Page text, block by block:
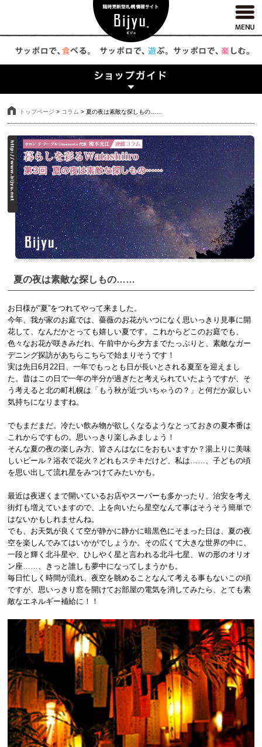
トップページ > コラム >夏の夜は素敵な探しもの……
夏の夜は素敵な探しもの……
お日様が“夏”をつれてやって来ました。
今年、我が家のお庭では、薔薇のお花がいつになく思いっきり見事に開
花して、なんだかとっても嬉しい夏です。これからどこのお庭でも、
色々なお花が咲きみだれ、午前中から夕方までたっぷりと、素敵なガー
デニング探訪があちらこちらで始まりそうです！
実は先日6月22日、一年でもっとも日が長いとされる夏至を迎えまし
た。昔はこの日で一年の半分が過ぎたと考えられていたようですが、そ
う考えると北の町札幌は「もう秋が近づいちゃうの？」と何だか寂しい
気持ちになりますね。
でもまだまだ。冷たい飲み物が欲しくなるようなとっておきの夏本番は
これからですもの。思いっきり楽しみましょう！
そんな夏の夜の楽しみ方、皆さんはなにをおもいますか？湯上りに美味
しいビール？浴衣で花火？どれもステキだけど、私は……、子どもの頃
を思い出して流れ星をみつけてみたいかも。
最近は夜遅くまで開いているお店やスーパーも多かったり、治安を考え
街灯も増えていますので、上を向いたら星空なんて事はそうそう簡単で
はないかもしれませんね。
でも、お天気が良くて空が静かに静かに暗黒色にそまった日は、夏の夜
空を楽しんでみてはいかがでしょうか。その広くて大きな世界の中に、
一段と輝く北斗星や、ひしやく星と言われる北斗七星、Ｗの形のオリオ
ン座……、きっと誰しも夢中になってしまうかも。
毎日忙しく時間が流れ、夜空を眺めることなんて考える事もないこの頃
ですが、思いっきり窓を開けてお部屋の電気を消してみたら、とても素
敵なエネルギー補給に！！